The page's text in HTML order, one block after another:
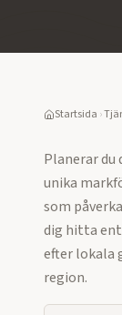
Startsida ›
Planerar du
unika
som
dig hitta
efter lokala
region.